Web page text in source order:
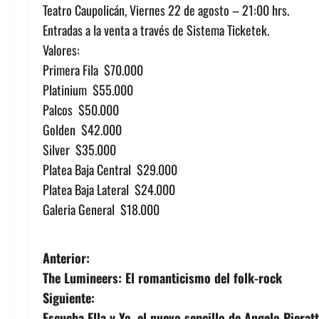
Teatro Caupolicán, Viernes 22 de agosto – 21:00 hrs.
Entradas a la venta a través de Sistema Ticketek.
Valores:
Primera Fila $70.000
Platinium $55.000
Palcos $50.000
Golden $42.000
Silver $35.000
Platea Baja Central $29.000
Platea Baja Lateral $24.000
Galeria General $18.000
N
a
Anterior:
The Lumineers: El romanticismo del folk-rock
Siguiente: